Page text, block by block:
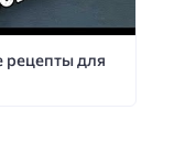
рецепты для